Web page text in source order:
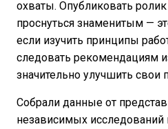
охваты. Опубликовать
проснуться знаменитым —
если изучить принципы
следовать рекомендациям
значительно улучшить свои
Собрали данные от
независимых исследований